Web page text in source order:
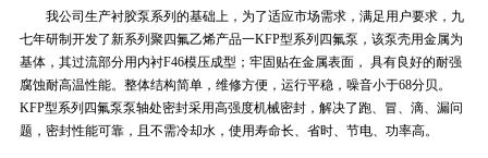
我公司生产衬胶泵系列的基础上，为了适应市场需求，满足用户要求，九
七年研制开发了新系列聚四氟乙烯产品一KFP型系列四氟泵，该泵壳用金属为
基体，其过流部分用内衬F46模压成型；牢固贴在金属表面， 具有良好的耐强
腐蚀耐高温性能。整体结构简单，维修方便，运行平稳，噪音小于68分贝。
KFP型系列四氟泵泵轴处密封采用高强度机械密封，解决了跑、冒、滴、漏问
题，密封性能可靠，且不需冷却水，使用寿命长、省时、节电、功率高。